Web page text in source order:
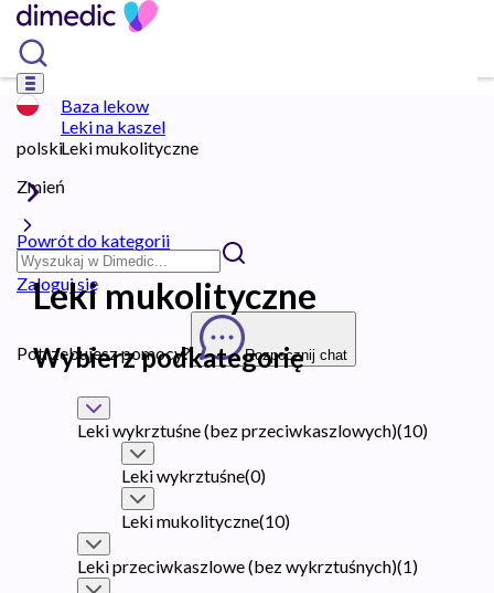
polski
Zmień
Zaloguj się
Potrzebujesz pomocy? Rozpocznij chat
Baza lekow
Leki na kaszel
Leki mukolityczne
Powrót do kategorii
Leki mukolityczne
Wybierz podkategorię
Leki wykrztuśne (bez przeciwkaszlowych)(10)
Leki wykrztuśne(0)
Leki mukolityczne(10)
Leki przeciwkaszlowe (bez wykrztuśnych)(1)